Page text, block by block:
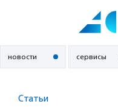
новости сервисы
Статьи